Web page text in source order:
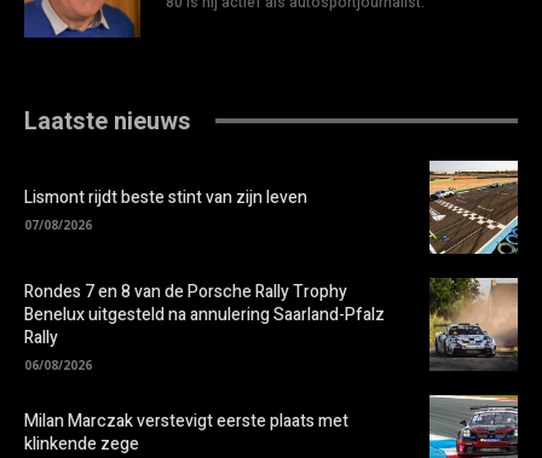
Laatste nieuws
Lismont rijdt beste stint van zijn leven
07/08/2026
Rondes 7 en 8 van de Porsche Rally Trophy
Benelux uitgesteld na annulering Saarland-Pfalz
Rally
06/08/2026
Milan Marczak verstevigt eerste plaats met
klinkende zege